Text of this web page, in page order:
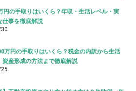
円の手取りはいくら？年収・生活レベル・実
仕事を徹底解説
万円の手取りはいくら？税金の内訳から生活
資産形成の方法まで徹底解説